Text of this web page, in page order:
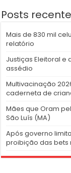
Posts
Mais de 830 mil
relatório
Justiças Eleitoral
assédio
Multivacinação
caderneta de
Mães que Oram
São Luís (MA)
Após governo
proibição das bets